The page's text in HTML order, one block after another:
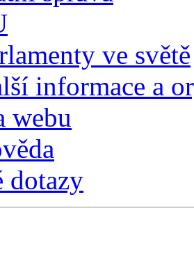
ve světě
informace a
webu
dotazy